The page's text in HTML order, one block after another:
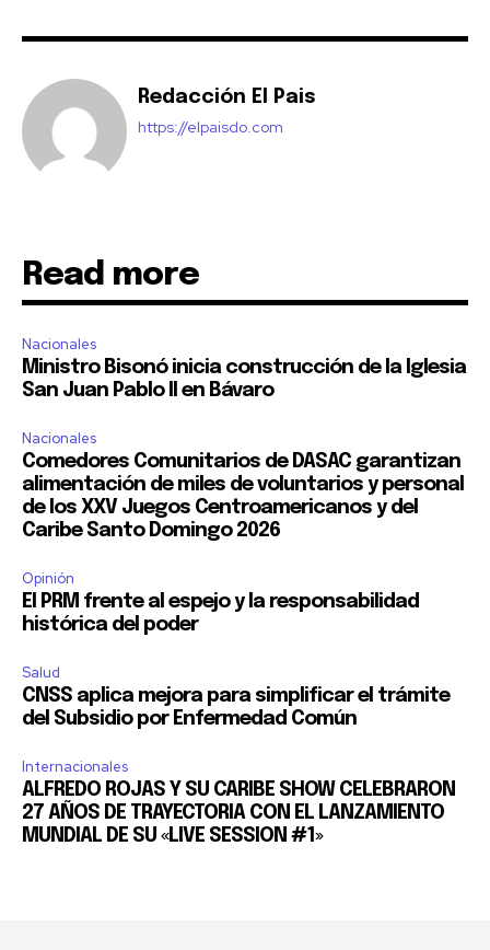
Redacción El Pais
https://elpaisdo.com
Read more
Nacionales
Ministro Bisonó inicia construcción de la Iglesia
San Juan Pablo II en Bávaro
Nacionales
Comedores Comunitarios de DASAC garantizan
alimentación de miles de voluntarios y personal
de los XXV Juegos Centroamericanos y del
Caribe Santo Domingo 2026
Opinión
El PRM frente al espejo y la responsabilidad
histórica del poder
Salud
CNSS aplica mejora para simplificar el trámite
del Subsidio por Enfermedad Común
Internacionales
ALFREDO ROJAS Y SU CARIBE SHOW CELEBRARON
27 AÑOS DE TRAYECTORIA CON EL LANZAMIENTO
MUNDIAL DE SU «LIVE SESSION #1»